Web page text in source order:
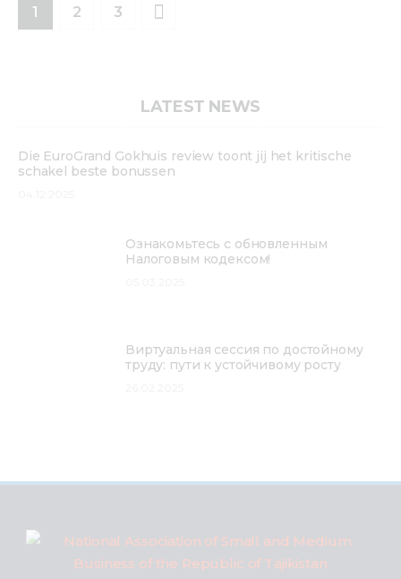
1 2 3
>
LATEST NEWS
Die EuroGrand Gokhuis review toont jij het kritische
schakel beste bonussen
Ознакомьтесь с обновленным
Налоговым кодексом!
Виртуальная сессия по достойному
труду: пути к устойчивому росту